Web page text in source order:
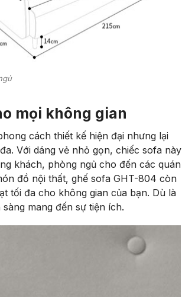
mọi không gian
cách thiết kế hiện đại nhưng lại
Với dáng vẻ nhỏ gọn, chiếc sofa này
khách, phòng ngủ cho đến các quán
đồ nội thất, ghế sofa GHT-804 còn
tối đa cho không gian của bạn. Dù là
mang đến sự tiện ích.